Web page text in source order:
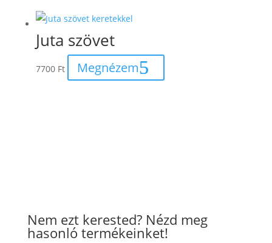
Juta szövet
7700 Ft Megnézem
Nem ezt kerested? Nézd meg
hasonló termékeinket!